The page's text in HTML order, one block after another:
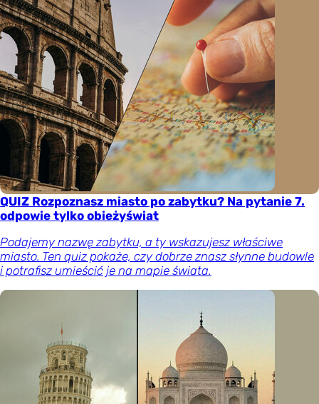
QUIZ Rozpoznasz miasto po zabytku? Na pytanie 7.
odpowie tylko obieżyświat
Podajemy nazwę zabytku, a ty wskazujesz właściwe
miasto. Ten quiz pokaże, czy dobrze znasz słynne budowle
i potrafisz umieścić je na mapie świata.